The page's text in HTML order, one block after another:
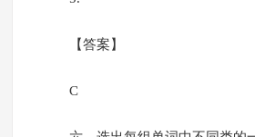
【答案】
C